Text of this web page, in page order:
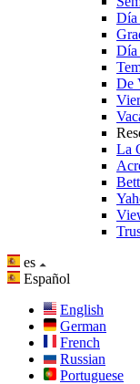
Día
Día
De
La
es
Español
English
German
French
Russian
Portuguese